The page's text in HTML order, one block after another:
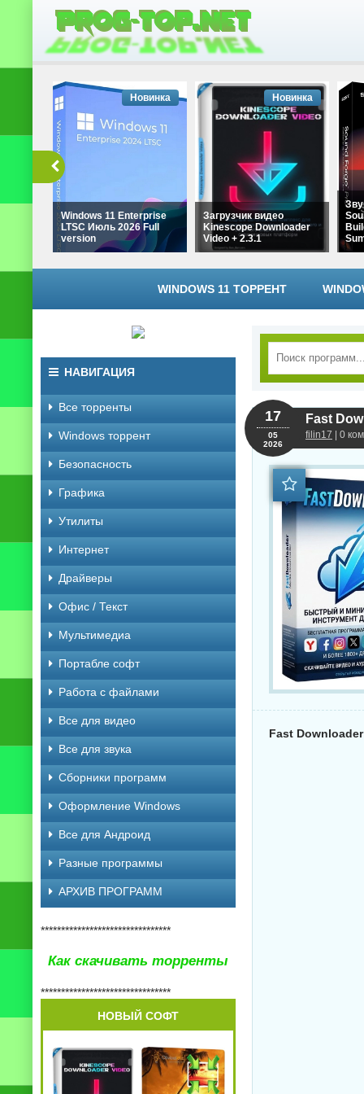
Windows 11 Enterprise
LTSC Июль 2026 Full
version
Новинка
Загрузчик видео
Kinescope Downloader
Video + 2.3.1
Новинка
WINDOWS 11 ТОРРЕНТ
Fast
filin17 | 0
17
05
2026
Fast
НАВИГАЦИЯ
Все торренты
Windows торрент
Безопасность
Графика
Утилиты
Интернет
Драйверы
Офис / Текст
Мультимедиа
Портабле софт
Работа с файлами
Все для видео
Все для звука
Сборники программ
Оформление Windows
Все для Андроид
Разные программы
АРХИВ ПРОГРАММ
********************************
Как скачивать торренты
********************************
НОВЫЙ СОФТ